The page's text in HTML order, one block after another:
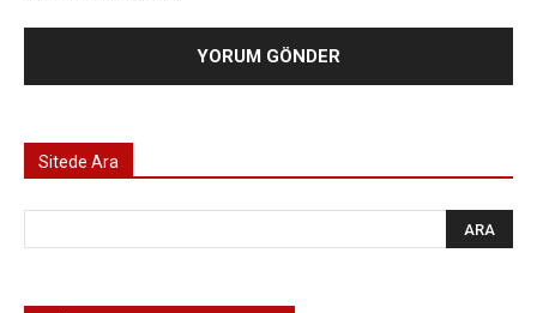
Sitede Ara